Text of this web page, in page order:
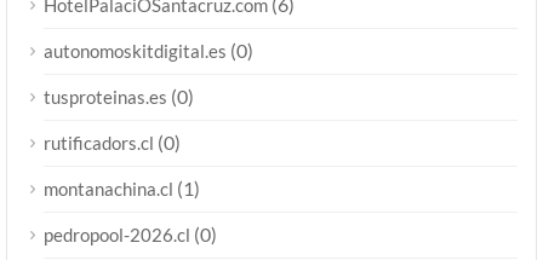
HotelPalaciOSantacruz.com
autonomoskitdigital.es (0)
tusproteinas.es (0)
rutificadors.cl (0)
montanachina.cl (1)
pedropool-2026.cl (0)